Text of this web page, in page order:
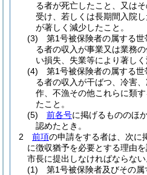
る者が死亡したこと、又は
受け、若しくは長期間入院
が著しく減少したこと。
(3)
第1号被保険者の属する
る者の収入が事業又は業務
い損失、失業等により著しく
(4)
第1号被保険者の属する
る者の収入が干ばつ、冷害
作、不漁その他これらに類
たこと。
(5)
前各号に掲げるもののほ
認めたとき。
2
前項の申請をする者は、次に
に徴収猶予を必要とする理由
市長に提出しなければならない
(1)
第1号被保険者及びその